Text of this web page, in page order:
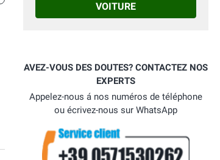
VOITURE
AVEZ-VOUS DES DOUTES? CONTACTEZ NOS
EXPERTS
Appelez-nous á nos numéros de téléphone
ou écrivez-nous sur WhatsApp